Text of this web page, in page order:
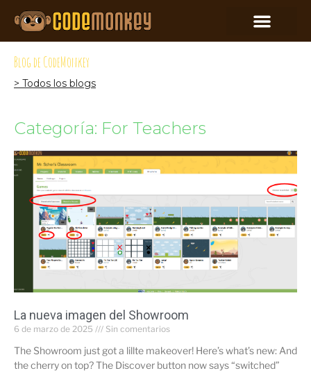
Blog de CodeMonkey
> Todos los blogs
Categoría: For Teachers
La nueva imagen del Showroom
6 de marzo de 2025 Sin comentarios
The Showroom just got a lillte makeover! Here’s what’s new: And
the cherry on top? The Discover button now says “switched”